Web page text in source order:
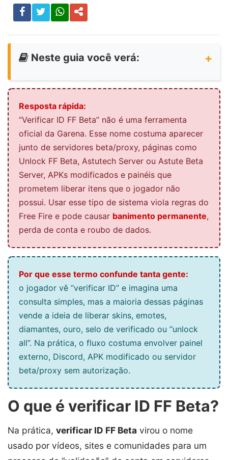
Neste guia você verá:
Resposta rápida:
“Verificar ID FF Beta” não é uma ferramenta
oficial da Garena. Esse nome costuma aparecer
junto de servidores beta/proxy, páginas como
Unlock FF Beta, Astutech Server ou Astute Beta
Server, APKs modificados e painéis que
prometem liberar itens que o jogador não
possui. Usar esse tipo de sistema viola regras do
Free Fire e pode causar banimento permanente,
perda de conta e roubo de dados.
Por que esse termo confunde tanta gente:
o jogador vê “verificar ID” e imagina uma
consulta simples, mas a maioria dessas páginas
vende a ideia de liberar skins, emotes,
diamantes, ouro, selo de verificado ou “unlock
all”. Na prática, o fluxo costuma envolver painel
externo, Discord, APK modificado ou servidor
beta/proxy sem autorização.
O que é verificar ID FF Beta?
Na prática, verificar ID FF Beta virou o nome
usado por vídeos, sites e comunidades para um